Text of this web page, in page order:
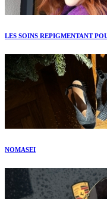
LES SOINS REPIGMENTANT
NOMASEI